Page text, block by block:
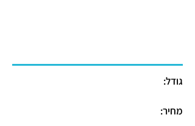
גודל:
מחיר: